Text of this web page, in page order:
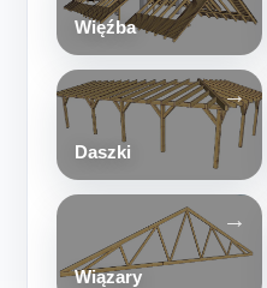
Więźba
Daszki
Wiązary